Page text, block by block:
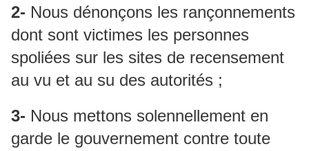
2- Nous dénonçons les rançonnements
dont sont victimes les personnes
spoliées sur les sites de recensement
au vu et au su des autorités ;
3- Nous mettons solennellement en
garde le gouvernement contre toute